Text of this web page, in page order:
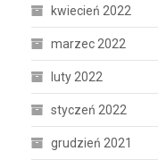
kwiecień 2022
marzec 2022
luty 2022
styczeń 2022
grudzień 2021